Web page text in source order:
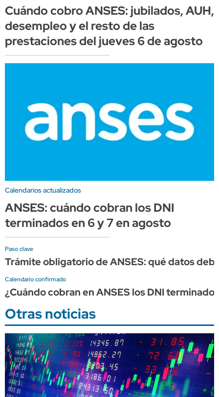
Cuándo cobro ANSES: jubilados, AUH,
desempleo y el resto de las
prestaciones del jueves 6 de agosto
Calendarios actualizados
ANSES: cuándo cobran los DNI
terminados en 6 y 7 en agosto
Paso clave
Trámite obligatorio de ANSES: qué datos
Calendario confirmado
¿Cuándo cobran en ANSES los DNI
Otras noticias